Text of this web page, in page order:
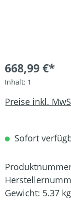
668,99 €*
Inhalt: 1
Preise inkl.
Sofort
Gewicht: 5.37 kg